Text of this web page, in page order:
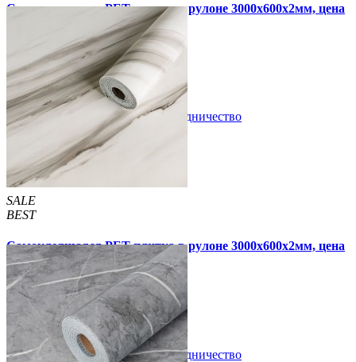
Самоклеящаяся PET плитка в рулоне 3000х600х2мм, цена
за 1 шт. (PET-1698)
620 грн 1 190 грн
Купить В закладки Сотрудничество
SALE
BEST
Самоклеящаяся PET плитка в рулоне 3000х600х2мм, цена
за 1 шт. (PET-1699)
690 грн 1 190 грн
Купить В закладки Сотрудничество